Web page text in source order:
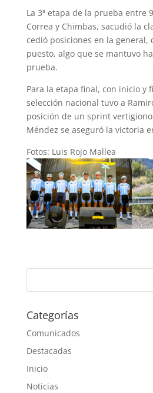
La 3ª etapa de la prueba entre
Correa y Chimbas, sacudió la
cedió posiciones en la general,
puesto, algo que se mantuvo
prueba.
Para la etapa final, con inicio y
selección nacional tuvo a
posición de un sprint
Méndez se aseguró la victoria
Fotos: Luis Rojo Mallea
Categorías
Comunicados
Destacadas
Inicio
Noticias